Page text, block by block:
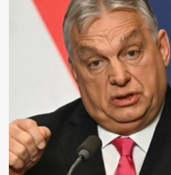
Sok ülés, sok
mozgás: nem várt
következmények